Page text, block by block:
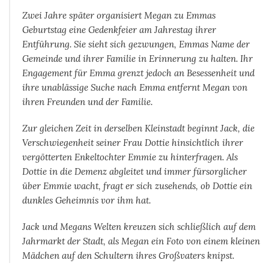
Zwei Jahre später organisiert Megan zu Emmas
Geburtstag eine Gedenkfeier am Jahrestag ihrer
Entführung. Sie sieht sich gezwungen, Emmas Name der
Gemeinde und ihrer Familie in Erinnerung zu halten. Ihr
Engagement für Emma grenzt jedoch an Besessenheit und
ihre unablässige Suche nach Emma entfernt Megan von
ihren Freunden und der Familie.
Zur gleichen Zeit in derselben Kleinstadt beginnt Jack, die
Verschwiegenheit seiner Frau Dottie hinsichtlich ihrer
vergötterten Enkeltochter Emmie zu hinterfragen. Als
Dottie in die Demenz abgleitet und immer fürsorglicher
über Emmie wacht, fragt er sich zusehends, ob Dottie ein
dunkles Geheimnis vor ihm hat.
Jack und Megans Welten kreuzen sich schließlich auf dem
Jahrmarkt der Stadt, als Megan ein Foto von einem kleinen
Mädchen auf den Schultern ihres Großvaters knipst.